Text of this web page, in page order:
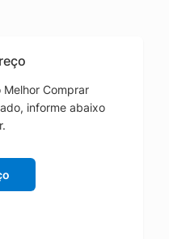
Comprar
informe abaixo